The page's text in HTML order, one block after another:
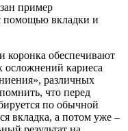
пример
помощью вкладки и
коронка обеспечивают
кариеса
различных
что перед
по обычной
вкладка, а потом уже –